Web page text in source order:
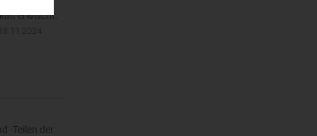
erwischt.
-Teilen der